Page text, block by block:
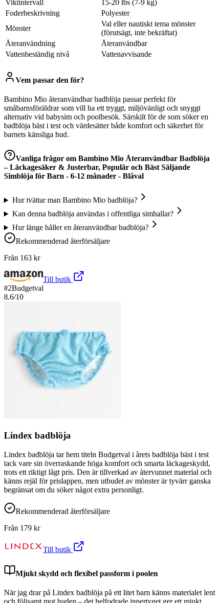
Viktintervall
15-20 lbs (7-9 kg)
Foderbeskrivning
Polyester
Mönster
Val eller nautiskt tema mönster
(förutsägt, inte bekräftat)
Återanvändning
Återanvändbar
Vattenbeständig nivå
Vattenavvisande
Vem passar den för?
Bambino Mio återanvändbar badblöja passar perfekt för
småbarnsföräldrar som vill ha ett tryggt, miljövänligt och snyggt
alternativ vid babysim och poolbesök. Särskilt för de som söker en
badblöja bäst i test och värdesätter både komfort och säkerhet för
barnets känsliga hud.
Vanliga frågor om Bambino Mio Återanvändbar Badblöja
– Läckagesäker & Justerbar, Populär och Bäst Säljande
Simblöja för Barn - 6-12 månader - Blåval
Hur tvättar man Bambino Mio badblöja?
Kan denna badblöja användas i offentliga simhallar?
Hur länge håller en återanvändbar badblöja?
Rekommenderad återförsäljare
Från 163 kr
Till butik
#2Budgetval
8.6/10
Lindex badblöja
Lindex badblöja tar hem titeln Budgetval i årets badblöja bäst i test
tack vare sin överraskande höga komfort och smarta läckageskydd,
trots ett riktigt lågt pris. Den är tillverkad av återvunnet material och
känns rejäl för prislappen, men utbudet av mönster är tyvärr ganska
begränsat om du söker något extra personligt.
Rekommenderad återförsäljare
Från 179 kr
Till butik
Mjukt skydd och flexibel passform i poolen
När jag drar på Lindex badblöja på ett litet barn känns materialet lent